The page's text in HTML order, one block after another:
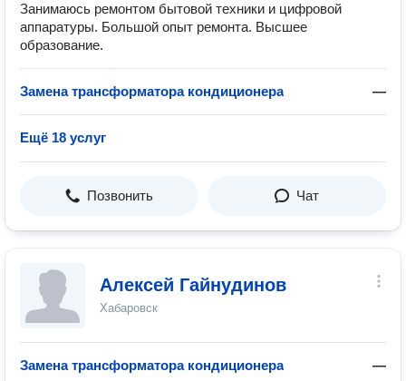
Занимаюсь ремонтом бытовой техники и цифровой
аппаратуры. Большой опыт ремонта. Высшее
образование.
Замена трансформатора кондиционера —
Ещё 18 услуг
Позвонить Чат
Алексей Гайнудинов
Хабаровск
Замена трансформатора кондиционера —